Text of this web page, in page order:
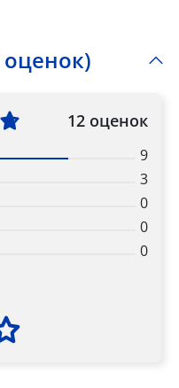
12 оценок
9
3
0
0
0